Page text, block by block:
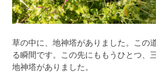
草の中に、地神塔がありました。この
る瞬間です。この先にももうひとつ、
地神塔がありました。